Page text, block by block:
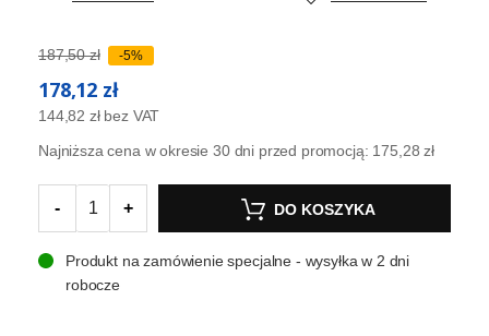
187,50 zł -5%
178,12 zł
144,82 zł bez VAT
Najniższa cena w okresie 30 dni przed promocją: 175,28 zł
- + DO KOSZYKA
Produkt na zamówienie specjalne - wysyłka w 2 dni
robocze